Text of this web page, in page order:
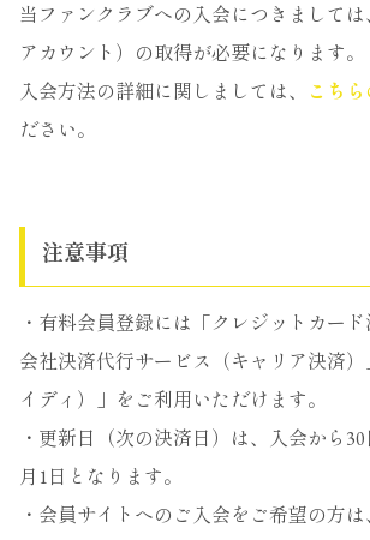
当ファンクラブへの入会につきまして
アカウント）の取得が必要になります。
入会方法の詳細に関しましては、
こち
ださい。
注意事項
・有料会員登録には「クレジットカー
会社決済代行サービス（キャリア決済
イディ）」をご利用いただけます。
・更新日（次の決済日）は、入会から
月1日となります。
・会員サイトへのご入会をご希望の方